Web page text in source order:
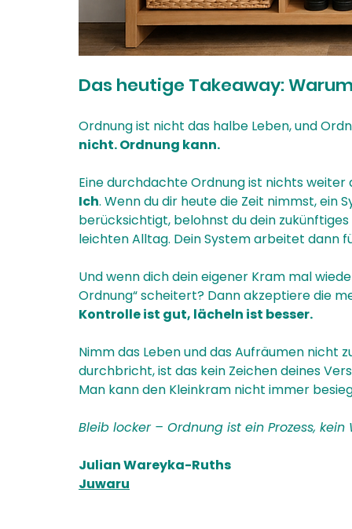
Das heutige Takeaway:
Ordnung ist nicht das halbe Leben, und
nicht. Ordnung kann.
Eine durchdachte Ordnung ist nichts weiter
Ich. Wenn du dir heute die Zeit nimmst, ein
berücksichtigt, belohnst du dein
leichten Alltag. Dein System arbeitet dann
Und wenn dich dein eigener Kram mal
Ordnung“ scheitert? Dann akzeptiere die
Kontrolle ist gut, lächeln ist besser.
Nimm das Leben und das Aufräumen nicht
durchbricht, ist das kein Zeichen deines
Man kann den Kleinkram nicht immer
Bleib locker – Ordnung ist ein Prozess,
Julian Wareyka-Ruths
Juwaru